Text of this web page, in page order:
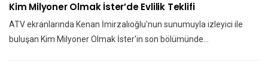
Kim Milyoner Olmak İster’de Evlilik Teklifi
ATV ekranlarında Kenan İmirzalıoğlu'nun sunumuyla izleyici ile
buluşan Kim Milyoner Olmak İster'in son bölümünde…